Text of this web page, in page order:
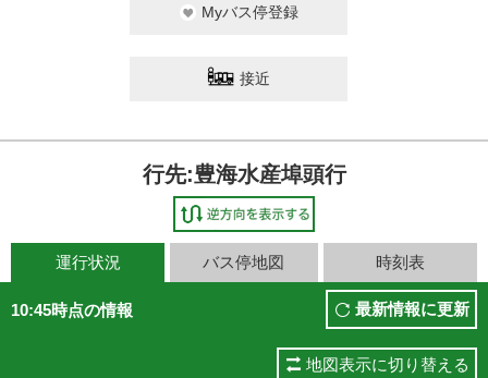
Myバス停登録
接近
行先:豊海水産埠頭行
運行状況 バス停地図 時刻表
10:45時点の情報 最新情報に更新
地図表示に切り替える